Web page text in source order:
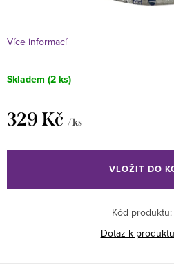
Více informací
Skladem (2 ks)
329 Kč / ks
cena:
VLOŽIT DO
Kód produktu:
Dotaz k produktu